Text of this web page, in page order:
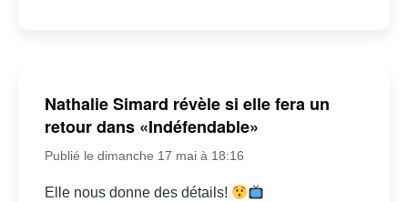
Nathalie Simard révèle si elle fera un
retour dans «Indéfendable»
Publié le dimanche 17 mai à 18:16
Elle nous donne des détails!